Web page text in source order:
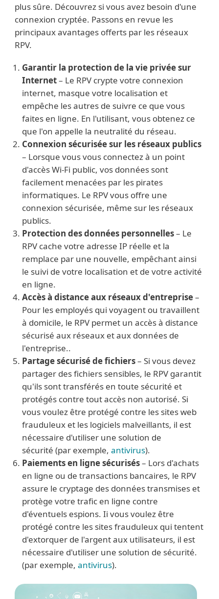
plus sûre. Découvrez si vous avez besoin d'une
connexion cryptée. Passons en revue les
principaux avantages offerts par les réseaux
RPV.
Garantir la protection de la vie privée sur
Internet– Le RPV crypte votre connexion
internet, masque votre localisation et
empêche les autres de suivre ce que vous
faites en ligne. En l'utilisant, vous obtenez ce
que l'on appelle la neutralité du réseau.
Connexion sécurisée sur les réseaux publics
– Lorsque vous vous connectez à un point
d'accès Wi-Fi public, vos données sont
facilement menacées par les pirates
informatiques. Le RPV vous offre une
connexion sécurisée, même sur les réseaux
publics.
Protection des données personnelles– Le
RPV cache votre adresse IP réelle et la
remplace par une nouvelle, empêchant ainsi
le suivi de votre localisation et de votre activité
en ligne.
Accès à distance aux réseaux d'entreprise–
Pour les employés qui voyagent ou travaillent
à domicile, le RPV permet un accès à distance
sécurisé aux réseaux et aux données de
l'entreprise..
Partage sécurisé de fichiers– Si vous devez
partager des fichiers sensibles, le RPV garantit
qu'ils sont transférés en toute sécurité et
protégés contre tout accès non autorisé. Si
vous voulez être protégé contre les sites web
frauduleux et les logiciels malveillants, il est
nécessaire d'utiliser une solution de
sécurité (par exemple, antivirus).
Paiements en ligne sécurisés– Lors d'achats
en ligne ou de transactions bancaires, le RPV
assure le cryptage des données transmises et
protège votre trafic en ligne contre
d'éventuels espions. Ii vous voulez être
protégé contre les sites frauduleux qui tentent
d'extorquer de l'argent aux utilisateurs, il est
nécessaire d'utiliser une solution de sécurité.
(par exemple, antivirus).